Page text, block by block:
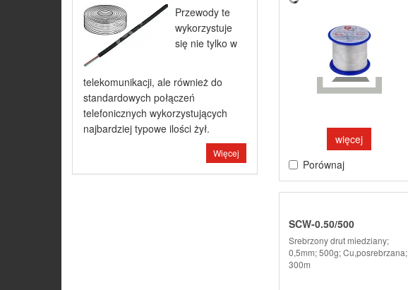
Przewody te
wykorzystuje
się nie tylko w
telekomunikacji, ale również do
standardowych połączeń
telefonicznych wykorzystujących
najbardziej typowe ilości żył.
Więcej
więcej
Porównaj
SCW-0.50/500
Srebrzony drut miedziany;
0,5mm; 500g; Cu,posrebrzana;
300m